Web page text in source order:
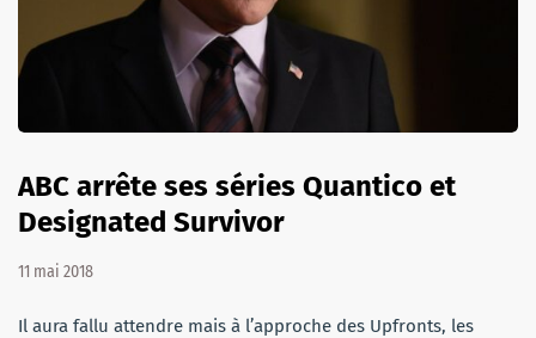
ABC arrête ses séries Quantico et
Designated Survivor
11 mai 2018
Il aura fallu attendre mais à l’approche des Upfronts, les